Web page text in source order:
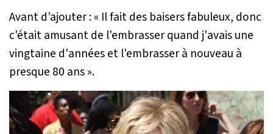
Avant d’ajouter :« Il fait des baisers fabuleux, donc
c'était amusant de l'embrasser quand j'avais une
vingtaine d'années et l'embrasser à nouveau à
presque 80 ans ».